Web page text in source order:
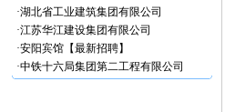
·湖北省工业建筑集团有限公司
·江苏华江建设集团有限公司
·安阳宾馆【最新招聘】
·中铁十六局集团第二工程有限公司